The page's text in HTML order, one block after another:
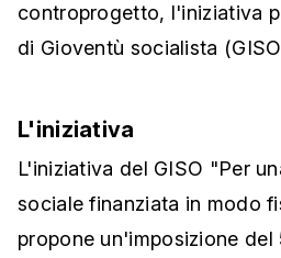
controprogetto, l'iniziativa
di Gioventù socialista
L'iniziativa
L'iniziativa del GISO "Per
sociale finanziata in modo
propone un'imposizione del